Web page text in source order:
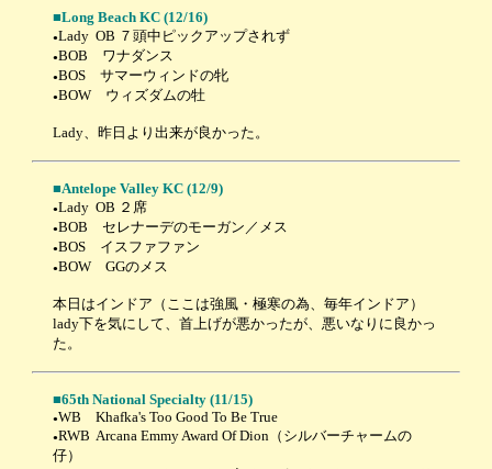
■Long Beach KC (12/16)
●Lady OB ７頭中ピックアップされず
●BOB ワナダンス
●BOS サマーウィンドの牝
●BOW ウィズダムの牡
Lady、昨日より出来が良かった。
■Antelope Valley KC (12/9)
●Lady OB ２席
●BOB セレナーデのモーガン／メス
●BOS イスファファン
●BOW GGのメス
本日はインドア（ここは強風・極寒の為、毎年インドア）
lady下を気にして、首上げが悪かったが、悪いなりに良かっ
た。
■65th National Specialty (11/15)
●WB Khafka's Too Good To Be True
●RWB Arcana Emmy Award Of Dion（シルバーチャームの
仔）